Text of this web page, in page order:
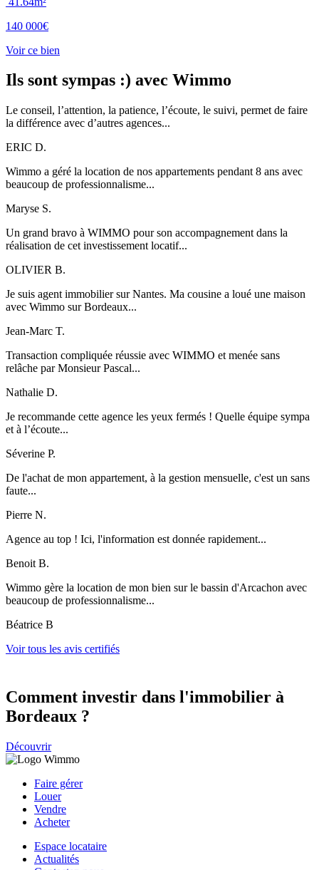
140 000€
Voir ce bien
Ils sont sympas :) avec Wimmo
Le conseil, l’attention, la patience, l’écoute, le suivi, permet de faire
la différence avec d’autres agences...
ERIC D.
Wimmo a géré la location de nos appartements pendant 8 ans avec
beaucoup de professionnalisme...
Maryse S.
Un grand bravo à WIMMO pour son accompagnement dans la
réalisation de cet investissement locatif...
OLIVIER B.
Je suis agent immobilier sur Nantes. Ma cousine a loué une maison
avec Wimmo sur Bordeaux...
Jean-Marc T.
Transaction compliquée réussie avec WIMMO et menée sans
relâche par Monsieur Pascal...
Nathalie D.
Je recommande cette agence les yeux fermés ! Quelle équipe sympa
et à l’écoute...
Séverine P.
De l'achat de mon appartement, à la gestion mensuelle, c'est un sans
faute...
Pierre N.
Agence au top ! Ici, l'information est donnée rapidement...
Benoit B.
Wimmo gère la location de mon bien sur le bassin d'Arcachon avec
beaucoup de professionnalisme...
Béatrice B
Voir tous les avis certifiés
Comment investir dans l'immobilier à
Bordeaux ?
Découvrir
Faire gérer
Louer
Vendre
Acheter
Espace locataire
Actualités